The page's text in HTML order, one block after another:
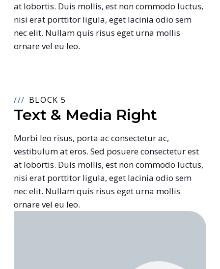
at lobortis. Duis mollis, est non commodo luctus,
nisi erat porttitor ligula, eget lacinia odio sem
nec elit. Nullam quis risus eget urna mollis
ornare vel eu leo.
BLOCK 5
Text & Media Right
Morbi leo risus, porta ac consectetur ac,
vestibulum at eros. Sed posuere consectetur est
at lobortis. Duis mollis, est non commodo luctus,
nisi erat porttitor ligula, eget lacinia odio sem
nec elit. Nullam quis risus eget urna mollis
ornare vel eu leo.